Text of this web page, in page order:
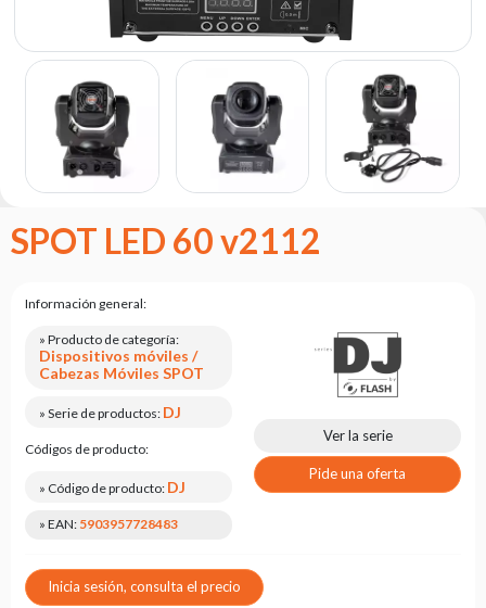
Acerca
marca
Estatuto
Carrera
de
Devolución
del
después
probarlo
Leasing
Preguntas
SPOT LED 60 v2112
Información general:
» Producto de categoría:
Dispositivos móviles /
Cabezas Móviles SPOT
» Serie de productos: DJ
Códigos de producto:
» Código de producto: DJ
» EAN: 5903957728483
Ver la serie
Pide una oferta
Inicia sesión, consulta el precio